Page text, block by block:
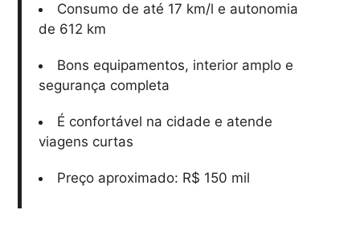
Consumo de até 17 km/l e autonomia
de 612 km
Bons equipamentos, interior amplo e
segurança completa
É confortável na cidade e atende
viagens curtas
Preço aproximado: R$ 150 mil